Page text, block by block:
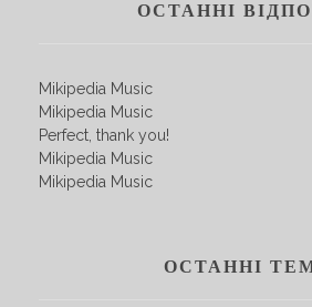
ОСТАННІ
Mikipedia Music
Mikipedia Music
Perfect, thank you!
Mikipedia Music
Mikipedia Music
ОСТАННІ